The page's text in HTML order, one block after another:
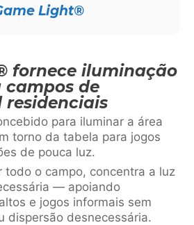
Light®
fornece iluminação
de
residenciais
para iluminar a área
torno da tabela para jogos
de pouca luz.
todo o campo, concentra a luz
— apoiando
e jogos informais sem
dispersão desnecessária.